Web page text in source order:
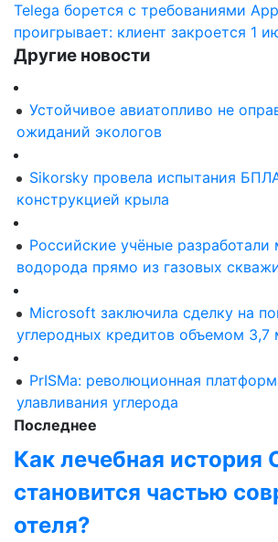
Telega борется с требованиями
проигрывает: клиент закроется 1
Другие новости
Устойчивое авиатопливо не
ожиданий экологов
Sikorsky провела испытания
конструкцией крыла
Российские учёные
водорода прямо из газовых
Microsoft заключила сделку на
углеродных кредитов объемом 3,7
PrISMa: революционная
улавливания углерода
Последнее
Как лечебная история
становится частью
отеля?